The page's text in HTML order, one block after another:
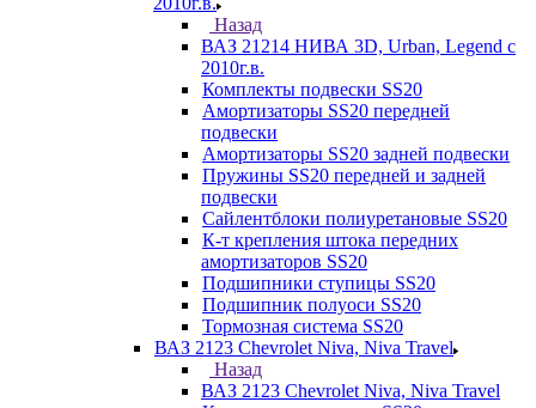
Назад
ВАЗ 21214 НИВА 3D, Urban, Legend c
2010г.в.
Комплекты подвески SS20
Амортизаторы SS20 передней
подвески
Амортизаторы SS20 задней подвески
Пружины SS20 передней и задней
подвески
Сайлентблоки полиуретановые SS20
К-т крепления штока передних
амортизаторов SS20
Подшипники ступицы SS20
Подшипник полуоси SS20
Тормозная система SS20
ВАЗ 2123 Chevrolet Niva, Niva Travel
Назад
ВАЗ 2123 Chevrolet Niva, Niva Travel